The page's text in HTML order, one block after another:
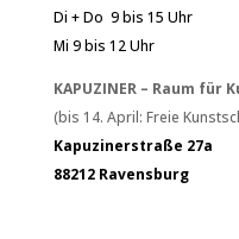
Di + Do 9 bis 15 Uhr
Mi 9 bis 12 Uhr
KAPUZINER – Raum für
(bis 14. April: Freie
Kapuzinerstraße 27a
88212 Ravensburg